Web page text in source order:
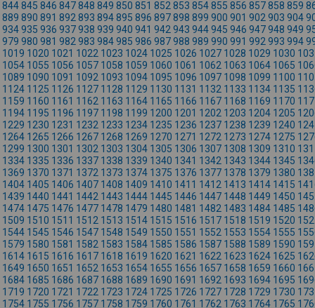
844845 846 847848 849 850 851 852 853 854855 856 857858 859
889 890 891 892 893 894895 896 897898 899 900 901 902 903 904
934935 936 937938 939 940 941 942 943 944945 946 947948 949
979 980 981 982 983 984985 986 987988 989 990 991 992 993 994
1019 1020 1021 1022 1023 1024 1025 1026 1027 1028 1029 1030
1054 1055 1056 1057 1058 1059 1060 1061 1062 1063 1064 1065
1089 1090 1091 1092 1093 1094 1095 1096 1097 1098 1099 1100
1124 1125 1126 1127 1128 1129 1130 1131 1132 1133 1134 1135
1159 1160 1161 1162 1163 1164 1165 1166 1167 1168 1169 1170
1194 1195 1196 1197 1198 1199 1200 1201 1202 1203 1204 1205
1229 1230 1231 1232 1233 1234 1235 1236 1237 1238 1239 1240
1264 1265 1266 1267 1268 1269 1270 1271 1272 1273 1274 1275
1299 1300 1301 1302 1303 1304 1305 1306 1307 1308 1309 1310
1334 1335 1336 1337 1338 1339 1340 1341 1342 1343 1344 1345
1369 1370 1371 1372 1373 1374 1375 1376 1377 1378 1379 1380
1404 1405 1406 1407 1408 1409 1410 1411 1412 1413 1414 1415
1439 1440 1441 1442 1443 1444 1445 1446 1447 1448 1449 1450
1474 1475 1476 1477 1478 1479 1480 1481 1482 1483 1484 1485
1509 1510 1511 1512 1513 1514 1515 1516 1517 1518 1519 1520
1544 1545 1546 1547 1548 1549 1550 1551 1552 1553 1554 1555
1579 1580 1581 1582 1583 1584 1585 1586 1587 1588 1589 1590
1614 1615 1616 1617 1618 1619 1620 1621 1622 1623 1624 1625
1649 1650 1651 1652 1653 1654 1655 1656 1657 1658 1659 1660
1684 1685 1686 1687 1688 1689 1690 1691 1692 1693 1694 1695
1719 1720 1721 1722 1723 1724 1725 1726 1727 1728 1729 1730
1754 1755 1756 1757 1758 1759 1760 1761 1762 1763 1764 1765